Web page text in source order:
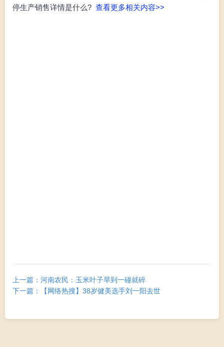
停生产销售详情是什么? 查看更多相关内容>>
上一篇：河南农民：玉米叶子旱到一碰就碎
下一篇：【网络热搜】38岁健美选手刘一阳去世